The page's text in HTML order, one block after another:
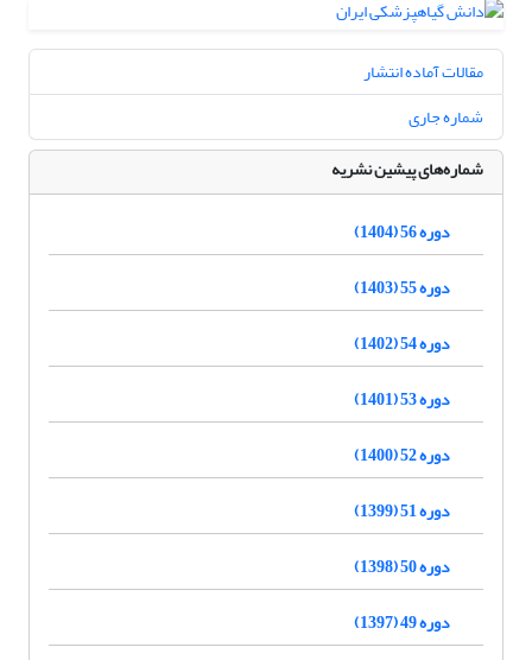
مقالات آماده انتشار
شماره جاری
شماره‌های پیشین نشریه
دوره 56 (1404)
دوره 55 (1403)
دوره 54 (1402)
دوره 53 (1401)
دوره 52 (1400)
دوره 51 (1399)
دوره 50 (1398)
دوره 49 (1397)